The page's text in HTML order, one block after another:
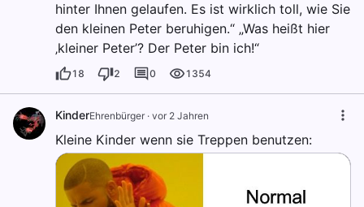
hinter Ihnen gelaufen. Es ist wirklich toll, wie Sie
den kleinen Peter beruhigen.“ „Was heißt hier
‚kleiner Peter’? Der Peter bin ich!“
18 2 0 1354
KinderEhrenbürger · vor 2 Jahren
Kleine Kinder wenn sie Treppen benutzen: